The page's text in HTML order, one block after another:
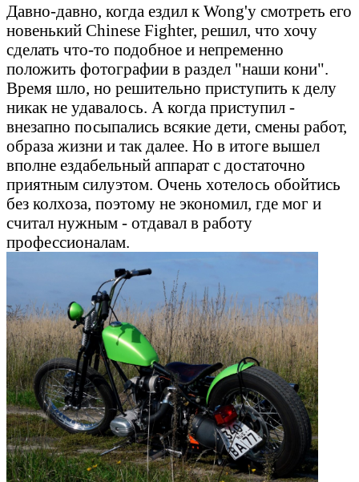
Давно-давно, когда ездил к Wong'у смотреть его
новенький Chinese Fighter, решил, что хочу
сделать что-то подобное и непременно
положить фотографии в раздел "наши кони".
Время шло, но решительно приступить к делу
никак не удавалось. А когда приступил -
внезапно посыпались всякие дети, смены работ,
образа жизни и так далее. Но в итоге вышел
вполне ездабельный аппарат с достаточно
приятным силуэтом. Очень хотелось обойтись
без колхоза, поэтому не экономил, где мог и
считал нужным - отдавал в работу
профессионалам.